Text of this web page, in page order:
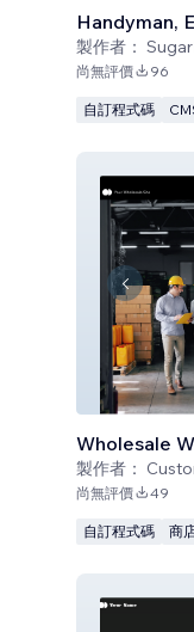
製作者：
尚無評價 96
自訂程式碼
Wholesale
製作者：
尚無評價 49
自訂程式碼 商